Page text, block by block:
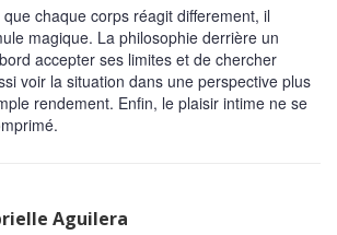
chaque corps réagit differement, il
magique. La philosophie derrière un
accepter ses limites et de chercher
voir la situation dans une perspective plus
rendement. Enfin, le plaisir intime ne se
Aguilera